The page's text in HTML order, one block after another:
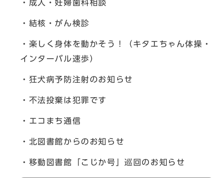
・成人・妊婦歯科相談
・結核・がん検診
・楽しく身体を動かそう！（キタエちゃん体操・
インターバル速歩）
・狂犬病予防注射のお知らせ
・不法投棄は犯罪です
・エコまち通信
・北図書館からのお知らせ
・移動図書館「こじか号」巡回のお知らせ